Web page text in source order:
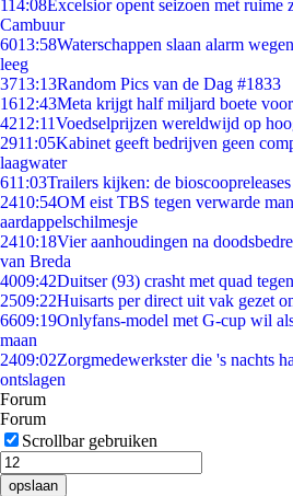
114:08Excelsior opent seizoen met ruime
Cambuur
6013:58Waterschappen slaan alarm
leeg
3713:13Random Pics van de Dag #1833
1612:43Meta krijgt half miljard boete
4212:11Voedselprijzen wereldwijd op
2911:05Kabinet geeft bedrijven geen
laagwater
611:03Trailers kijken: de
2410:54OM eist TBS tegen verwarde
aardappelschilmesje
2410:18Vier aanhoudingen na
van Breda
4009:42Duitser (93) crasht met quad
2509:22Huisarts per direct uit vak gezet
6609:19Onlyfans-model met G-cup wil
maan
2409:02Zorgmedewerkster die 's nachts
ontslagen
Forum
Forum
Scrollbar gebruiken
opslaan